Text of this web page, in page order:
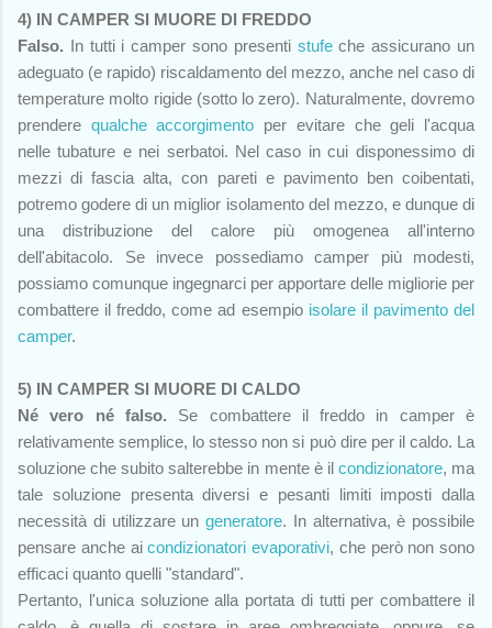
4) IN CAMPER SI MUORE DI FREDDO
Falso. In tutti i camper sono presenti stufeche assicurano un
adeguato (e rapido) riscaldamento del mezzo, anche nel caso di
temperature molto rigide (sotto lo zero). Naturalmente, dovremo
prendere qualche accorgimento per evitare che geli l'acqua
nelle tubature e nei serbatoi. Nel caso in cui disponessimo di
mezzi di fascia alta, con pareti e pavimento ben coibentati,
potremo godere di un miglior isolamento del mezzo, e dunque di
una distribuzione del calore più omogenea all'interno
dell'abitacolo. Se invece possediamo camper più modesti,
possiamo comunque ingegnarci per apportare delle migliorie per
combattere il freddo, come ad esempio isolare il pavimento del
camper.
5) IN CAMPER SI MUORE DI CALDO
Né vero né falso. Se combattere il freddo in camper è
relativamente semplice, lo stesso non si può dire per il caldo. La
soluzione che subito salterebbe in mente è il condizionatore, ma
tale soluzione presenta diversi e pesanti limiti imposti dalla
necessità di utilizzare un generatore. In alternativa, è possibile
pensare anche aicondizionatori evaporativi, che però non sono
efficaci quanto quelli "standard".
Pertanto, l'unica soluzione alla portata di tutti per combattere il